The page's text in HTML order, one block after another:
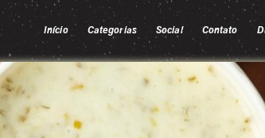
Início Categorias Social Contato